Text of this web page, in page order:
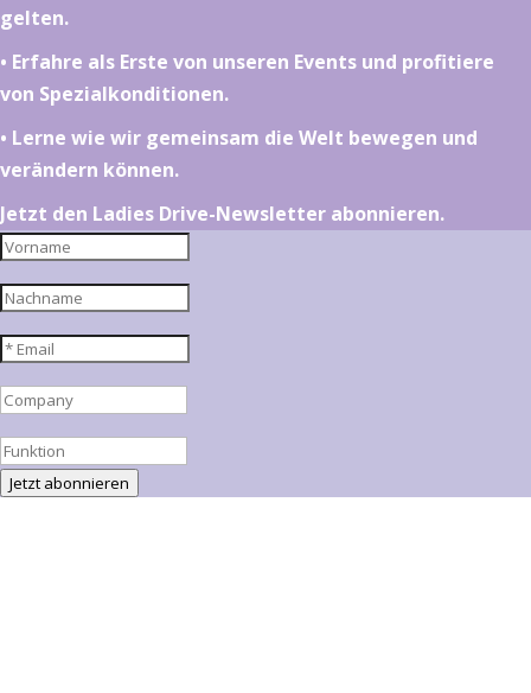
gelten.
•⁠ ⁠⁠Erfahre als Erste von unseren Events und profitiere
von Spezialkonditionen.
•⁠ ⁠⁠Lerne wie wir gemeinsam die Welt bewegen und
verändern können.
Jetzt den Ladies Drive-Newsletter abonnieren.
Jetzt abonnieren
Sie haben den Ladies Drive Newsletter